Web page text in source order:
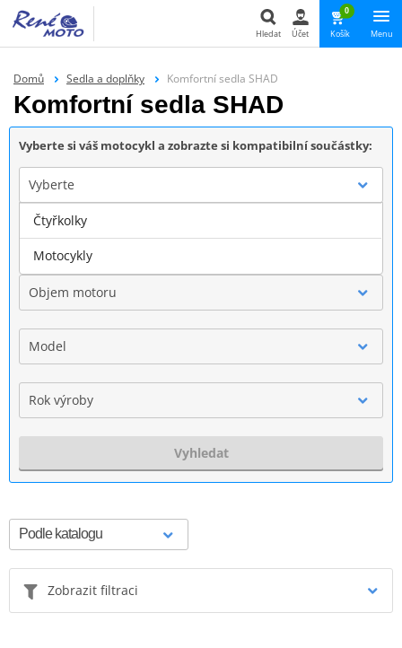
Hledat Účet
0
Košík Menu
Domů Sedla a doplňky Komfortní sedla SHAD
Komfortní sedla SHAD
Vyberte si váš motocykl a zobrazte si kompatibilní součástky:
Vyberte
Značka
Objem motoru
Model
Rok výroby
Vyhledat
Zobrazit filtraci
Čtyřkolky
Motocykly